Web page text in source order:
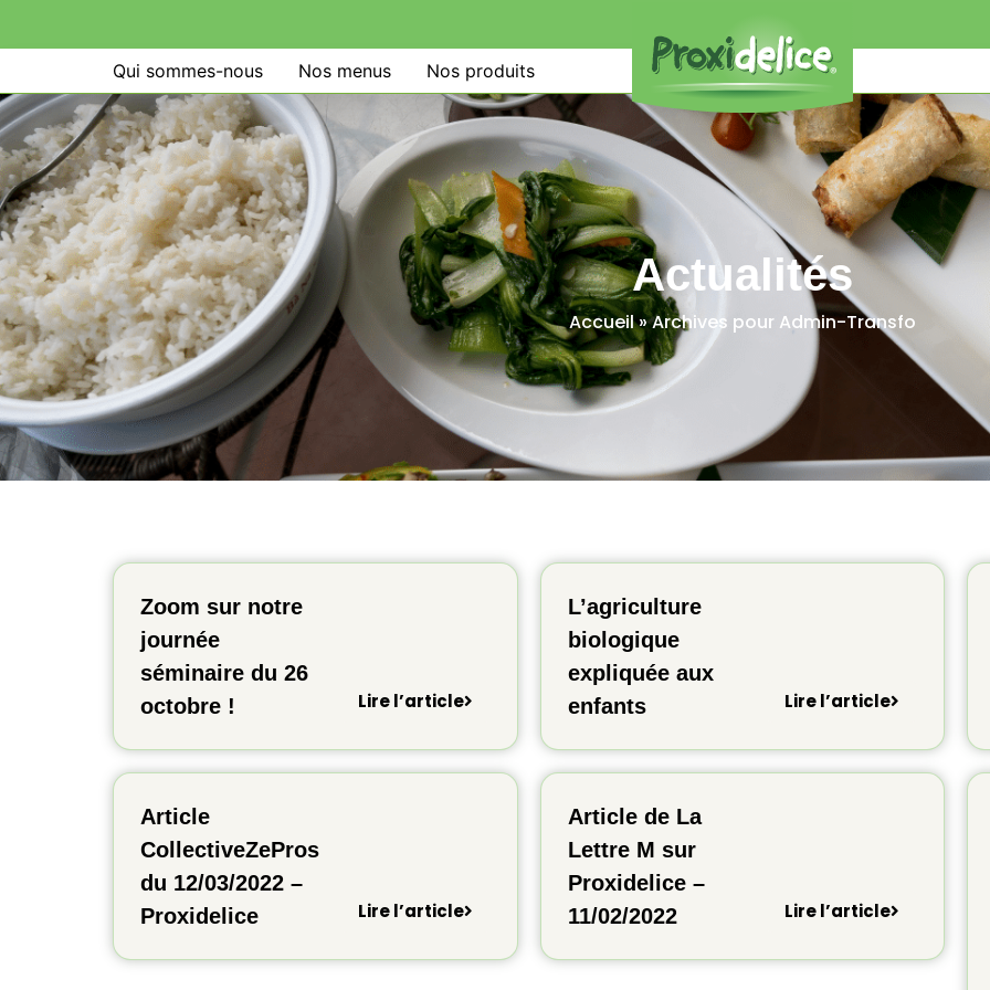
Qui sommes-nous Nos menus Nos produits
Actualités
Accueil»Archives pour Admin-Transfo
Zoom sur notre
journée
séminaire du 26
octobre !
Lire l’article
L’agriculture
biologique
expliquée aux
enfants
Lire l’article
Article
CollectiveZePros
du 12/03/2022 –
Proxidelice
Lire l’article
Article de La
Lettre M sur
Proxidelice –
11/02/2022
Lire l’article